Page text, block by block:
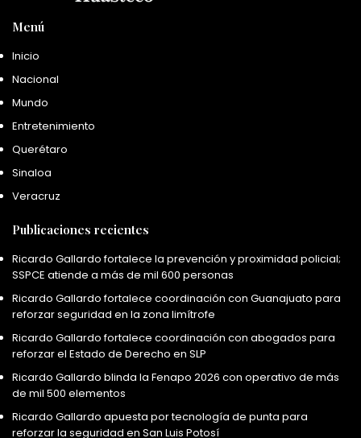
Menú
Inicio
Nacional
Mundo
Entretenimiento
Querétaro
Sinaloa
Veracruz
Publicaciones recientes
Ricardo Gallardo fortalece la prevención y proximidad policial;
SSPCE atiende a más de mil 600 personas
Ricardo Gallardo fortalece coordinación con Guanajuato para
reforzar seguridad en la zona limítrofe
Ricardo Gallardo fortalece coordinación con abogados para
reforzar el Estado de Derecho en SLP
Ricardo Gallardo blinda la Fenapo 2026 con operativo de más
de mil 500 elementos
Ricardo Gallardo apuesta por tecnología de punta para
reforzar la seguridad en San Luis Potosí